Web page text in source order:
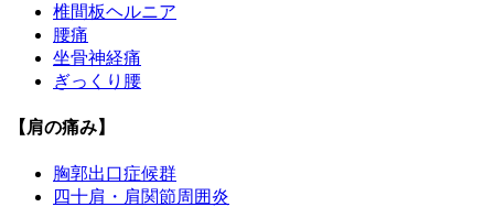
椎間板ヘルニア
腰痛
坐骨神経痛
ぎっくり腰
【肩の痛み】
胸郭出口症候群
四十肩・肩関節周囲炎